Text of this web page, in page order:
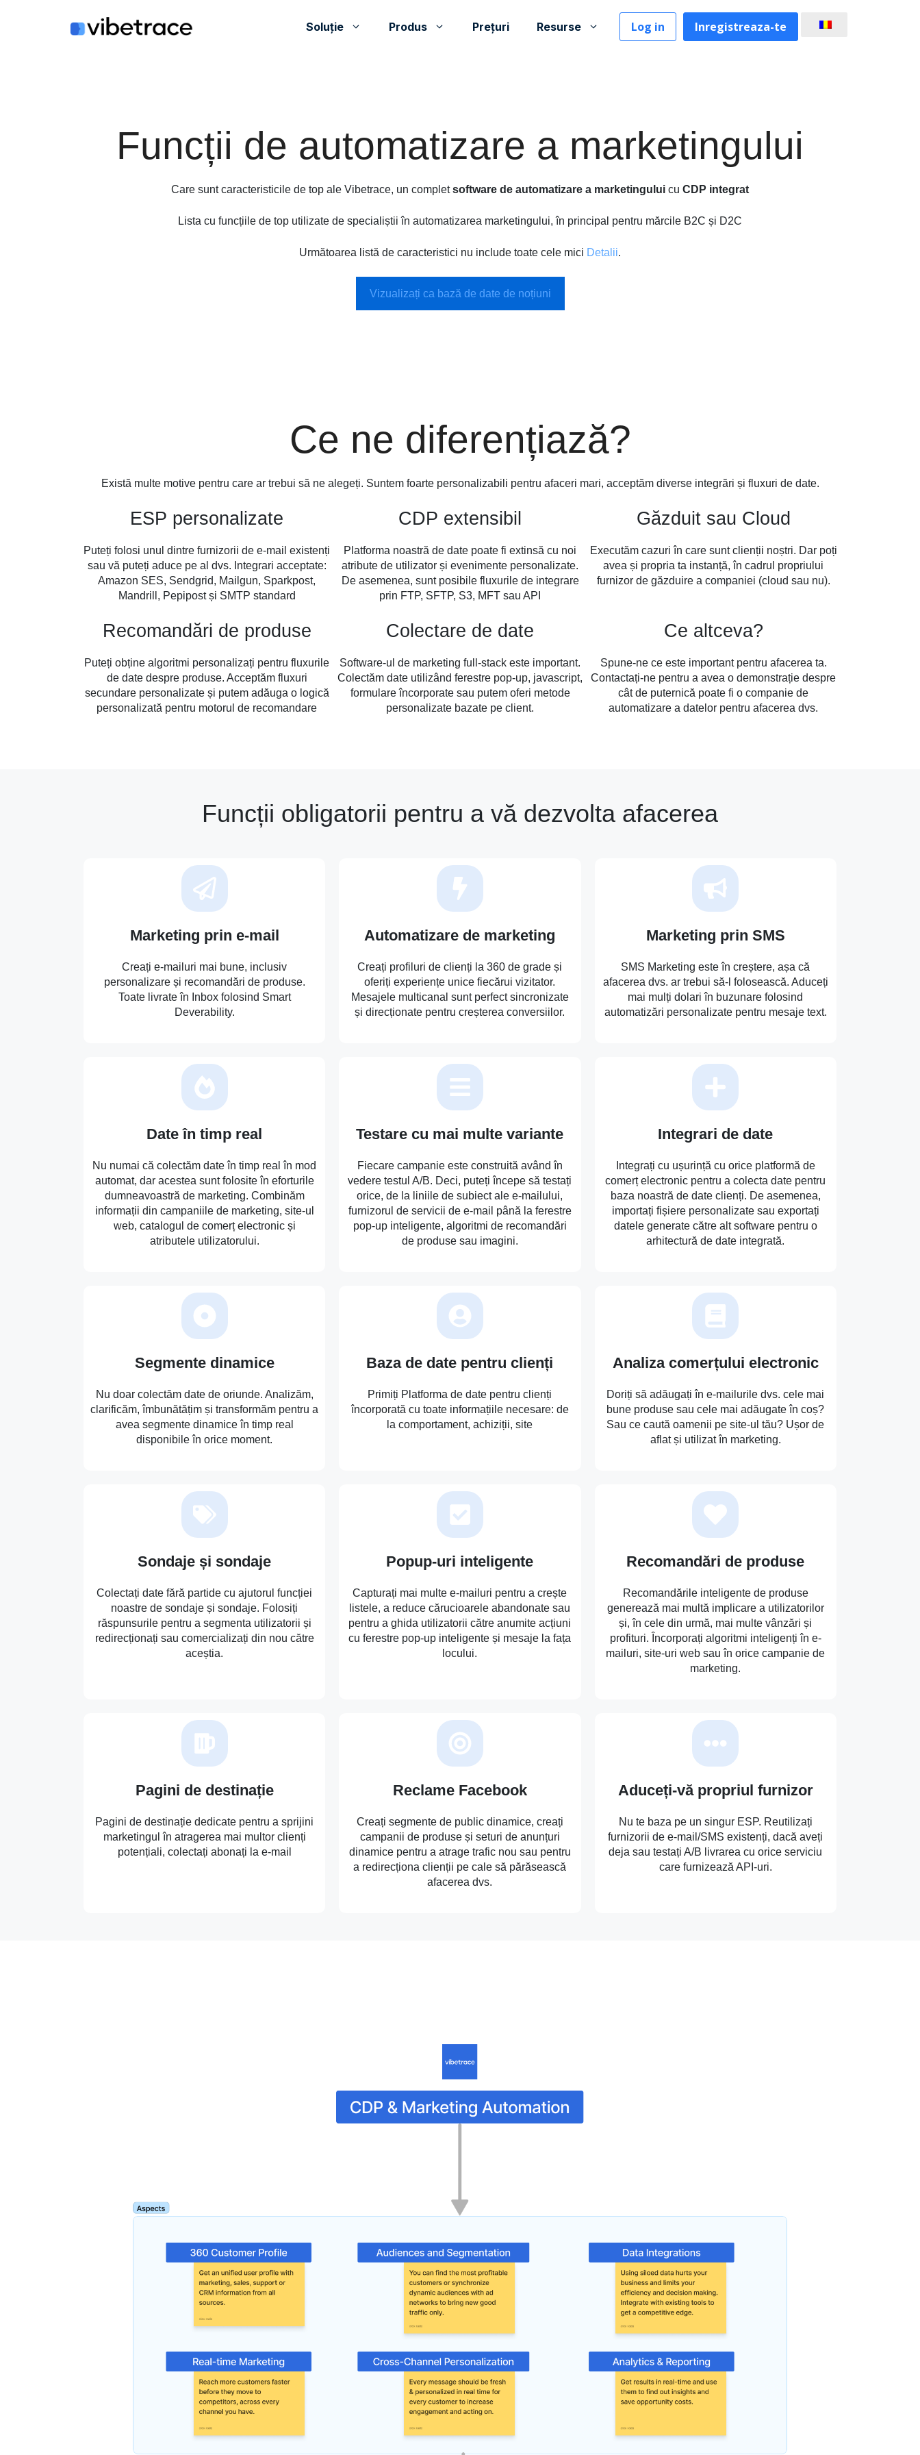
Soluţie Produs Prețuri Resurse Log in Inregistreaza-te
Funcții de automatizare a marketingului
Care sunt caracteristicile de top ale Vibetrace, un completsoftware de automatizare a marketingului cu CDP integrat
Lista cu funcțiile de top utilizate de specialiștii în automatizarea marketingului, în principal pentru mărcile B2C și D2C
Următoarea listă de caracteristici nu include toate cele mici Detalii.
Vizualizați ca bază de date de noțiuni
Ce ne diferențiază?
Există multe motive pentru care ar trebui să ne alegeți. Suntem foarte personalizabili pentru afaceri mari, acceptăm diverse integrări și fluxuri de date.
ESP personalizate
Puteți folosi unul dintre furnizorii de e-mail existenți
sau vă puteți aduce pe al dvs. Integrari acceptate:
Amazon SES, Sendgrid, Mailgun, Sparkpost,
Mandrill, Pepipost și SMTP standard
CDP extensibil
Platforma noastră de date poate fi extinsă cu noi
atribute de utilizator și evenimente personalizate.
De asemenea, sunt posibile fluxurile de integrare
prin FTP, SFTP, S3, MFT sau API
Găzduit sau Cloud
Executăm cazuri în care sunt clienții noștri. Dar poți
avea și propria ta instanță, în cadrul propriului
furnizor de găzduire a companiei (cloud sau nu).
Recomandări de produse
Puteți obține algoritmi personalizați pentru fluxurile
de date despre produse. Acceptăm fluxuri
secundare personalizate și putem adăuga o logică
personalizată pentru motorul de recomandare
Colectare de date
Software-ul de marketing full-stack este important.
Colectăm date utilizând ferestre pop-up, javascript,
formulare încorporate sau putem oferi metode
personalizate bazate pe client.
Ce altceva?
Spune-ne ce este important pentru afacerea ta.
Contactați-ne pentru a avea o demonstrație despre
cât de puternică poate fi o companie de
automatizare a datelor pentru afacerea dvs.
Funcții obligatorii pentru a vă dezvolta afacerea
Marketing prin e-mail
Creați e-mailuri mai bune, inclusiv
personalizare și recomandări de produse.
Toate livrate în Inbox folosind Smart
Deverability.
Automatizare de marketing
Creați profiluri de clienți la 360 de grade și
oferiți experiențe unice fiecărui vizitator.
Mesajele multicanal sunt perfect sincronizate
și direcționate pentru creșterea conversiilor.
Marketing prin SMS
SMS Marketing este în creștere, așa că
afacerea dvs. ar trebui să-l folosească. Aduceți
mai mulți dolari în buzunare folosind
automatizări personalizate pentru mesaje text.
Date în timp real
Nu numai că colectăm date în timp real în mod
automat, dar acestea sunt folosite în eforturile
dumneavoastră de marketing. Combinăm
informații din campaniile de marketing, site-ul
web, catalogul de comerț electronic și
atributele utilizatorului.
Testare cu mai multe variante
Fiecare campanie este construită având în
vedere testul A/B. Deci, puteți începe să testați
orice, de la liniile de subiect ale e-mailului,
furnizorul de servicii de e-mail până la ferestre
pop-up inteligente, algoritmi de recomandări
de produse sau imagini.
Integrari de date
Integrați cu ușurință cu orice platformă de
comerț electronic pentru a colecta date pentru
baza noastră de date clienți. De asemenea,
importați fișiere personalizate sau exportați
datele generate către alt software pentru o
arhitectură de date integrată.
Segmente dinamice
Nu doar colectăm date de oriunde. Analizăm,
clarificăm, îmbunătățim și transformăm pentru a
avea segmente dinamice în timp real
disponibile în orice moment.
Baza de date pentru clienți
Primiți Platforma de date pentru clienți
încorporată cu toate informațiile necesare: de
la comportament, achiziții, site
Analiza comerțului electronic
Doriți să adăugați în e-mailurile dvs. cele mai
bune produse sau cele mai adăugate în coș?
Sau ce caută oamenii pe site-ul tău? Ușor de
aflat și utilizat în marketing.
Sondaje și sondaje
Colectați date fără partide cu ajutorul funcției
noastre de sondaje și sondaje. Folosiți
răspunsurile pentru a segmenta utilizatorii și
redirecționați sau comercializați din nou către
aceștia.
Popup-uri inteligente
Capturați mai multe e-mailuri pentru a crește
listele, a reduce cărucioarele abandonate sau
pentru a ghida utilizatorii către anumite acțiuni
cu ferestre pop-up inteligente și mesaje la fața
locului.
Recomandări de produse
Recomandările inteligente de produse
generează mai multă implicare a utilizatorilor
și, în cele din urmă, mai multe vânzări și
profituri. Încorporați algoritmi inteligenți în e-
mailuri, site-uri web sau în orice campanie de
marketing.
Pagini de destinație
Pagini de destinație dedicate pentru a sprijini
marketingul în atragerea mai multor clienți
potențiali, colectați abonați la e-mail
Reclame Facebook
Creați segmente de public dinamice, creați
campanii de produse și seturi de anunțuri
dinamice pentru a atrage trafic nou sau pentru
a redirecționa clienții pe cale să părăsească
afacerea dvs.
Aduceți-vă propriul furnizor
Nu te baza pe un singur ESP. Reutilizați
furnizorii de e-mail/SMS existenți, dacă aveți
deja sau testați A/B livrarea cu orice serviciu
care furnizează API-uri.